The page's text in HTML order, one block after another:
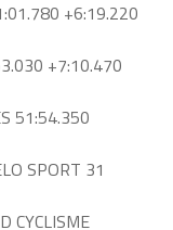
+6:19.220
+7:10.470
51:54.350
SPORT 31
CYCLISME